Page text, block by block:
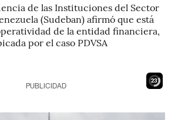
de las Instituciones del Sector
(Sudeban) afirmó que está
de la entidad financiera,
por el caso PDVSA
22
PUBLICIDAD